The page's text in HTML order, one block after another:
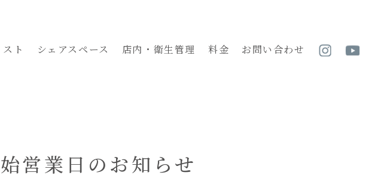
ト シェアスペース 店内・衛生管理 料金 お問い合わせ
営業日のお知らせ